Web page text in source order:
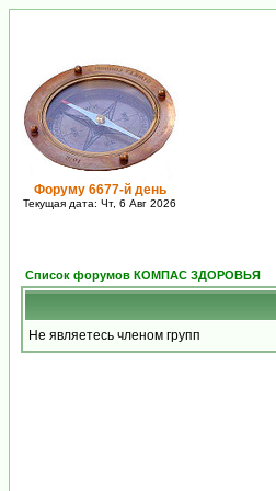
Форуму 6677-й день
Текущая дата: Чт, 6 Авг 2026
Список форумов КОМПАС ЗДОРОВЬЯ
Не являетесь членом групп